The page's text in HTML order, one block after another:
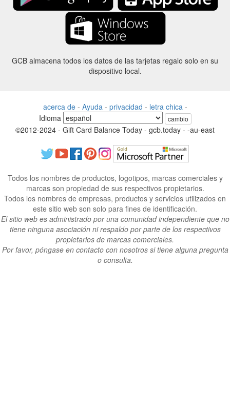
GCB almacena todos los datos de las tarjetas regalo solo en su
dispositivo local.
acerca de- Ayuda - privacidad - letra chica -
Idioma
cambio
©2012-2024 - Gift Card Balance Today - gcb.today - -au-east
Todos los nombres de productos, logotipos, marcas comerciales y
marcas son propiedad de sus respectivos propietarios.
Todos los nombres de empresas, productos y servicios utilizados en
este sitio web son solo para fines de identificación.
El sitio web es administrado por una comunidad independiente que no
tiene ninguna asociación ni respaldo por parte de los respectivos
propietarios de marcas comerciales.
Por favor, póngase en contacto con nosotros si tiene alguna pregunta
o consulta.